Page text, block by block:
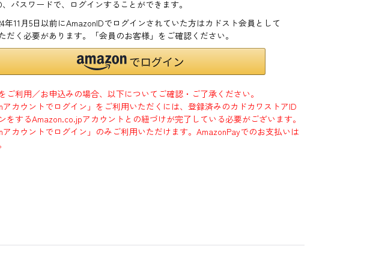
パスワードで、ログインすることができます。
年11月5日以前にAmazonIDでログインされていた方はカドスト会員として
だく必要があります。「会員のお客様」をご確認ください。
ご利用／お申込みの場合、以下についてご確認・ご了承ください。
アカウントでログイン」をご利用いただくには、登録済みのカドカワストアID
をするAmazon.co.jpアカウントとの紐づけが完了している必要がございます。
アカウントでログイン」のみご利用いただけます。AmazonPayでのお支払いは